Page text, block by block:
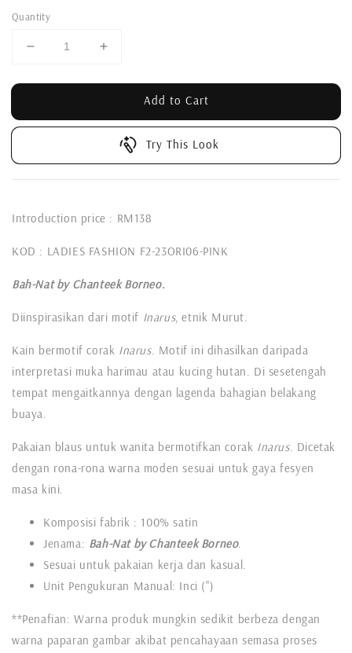
Quantity
Add to Cart
Try This Look
Introduction price : RM138
KOD : LADIES FASHION F2-23ORI06-PINK
Bah-Nat by Chanteek Borneo.
Diinspirasikan dari motif Inarus, etnik Murut.
Kain bermotif corak Inarus. Motif ini dihasilkan daripada
interpretasi muka harimau atau kucing hutan. Di sesetengah
tempat mengaitkannya dengan lagenda bahagian belakang
buaya.
Pakaian blaus untuk wanita bermotifkan corak Inarus. Dicetak
dengan rona-rona warna moden sesuai untuk gaya fesyen
masa kini.
Komposisi fabrik : 100% satin
Jenama: Bah-Nat by Chanteek Borneo.
Sesuai untuk pakaian kerja dan kasual.
Unit Pengukuran Manual: Inci (")
**Penafian: Warna produk mungkin sedikit berbeza dengan
warna paparan gambar akibat pencahayaan semasa proses